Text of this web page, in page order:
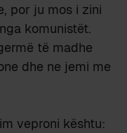
por ju mos i zini
komunistët.
të madhe
dhe ne jemi me
veproni kështu: